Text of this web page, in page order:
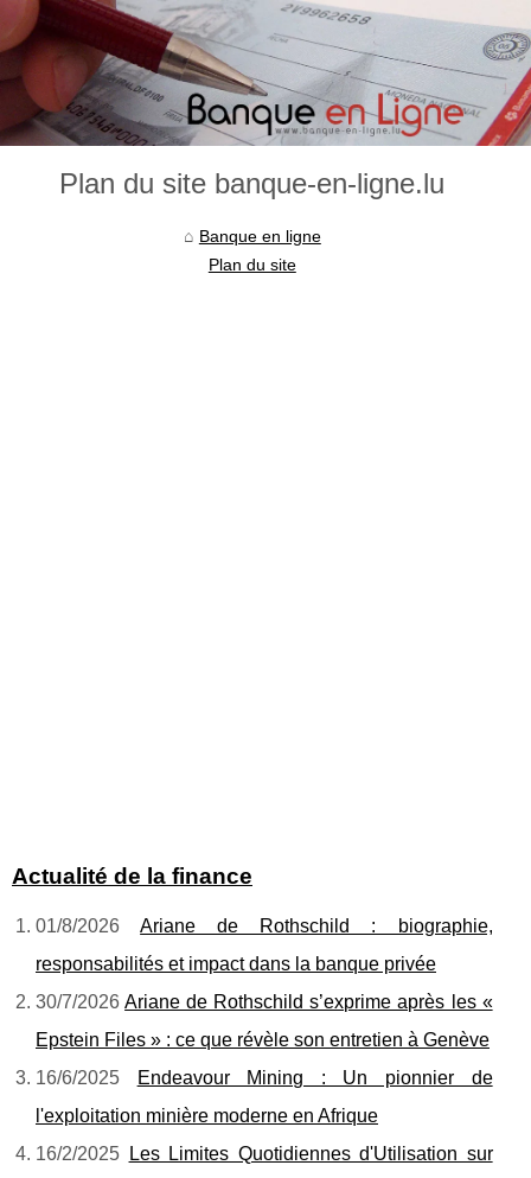
Plan du site banque-en-ligne.lu
Banque en ligne
Plan du site
Actualité de la finance
01/8/2026Ariane de Rothschild : biographie,
responsabilités et impact dans la banque privée
30/7/2026Ariane de Rothschild s’exprime après les «
Epstein Files » : ce que révèle son entretien à Genève
16/6/2025
Endeavour Mining : Un pionnier de
l'exploitation minière moderne en Afrique
16/2/2025
Les Limites Quotidiennes d'Utilisation sur